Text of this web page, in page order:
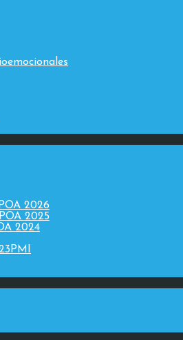
2026
2025
2024